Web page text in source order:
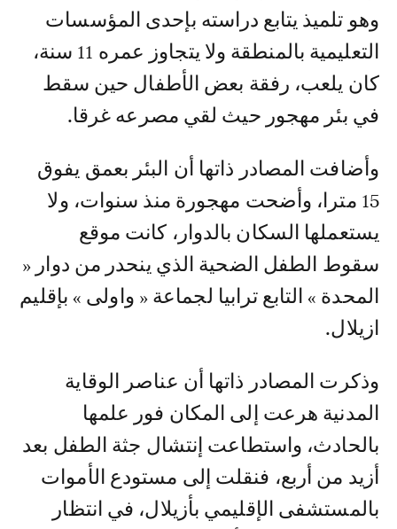
وهو تلميذ يتابع دراسته بإحدى المؤسسات
التعليمية بالمنطقة ولا يتجاوز عمره 11 سنة،
كان يلعب، رفقة بعض الأطفال حين سقط
في بئر مهجور حيث لقي مصرعه غرقا.
وأضافت المصادر ذاتها أن البئر بعمق يفوق
15 مترا، وأضحت مهجورة منذ سنوات، ولا
يستعملها السكان بالدوار، كانت موقع
سقوط الطفل الضحية الذي ينحدر من دوار «
المحدة » التابع ترابيا لجماعة « واولى » بإقليم
ازيلال.
وذكرت المصادر ذاتها أن عناصر الوقاية
المدنية هرعت إلى المكان فور علمها
بالحادث، واستطاعت إنتشال جثة الطفل بعد
أزيد من أربع، فنقلت إلى مستودع الأموات
بالمستشفى الإقليمي بأزيلال، في انتظار